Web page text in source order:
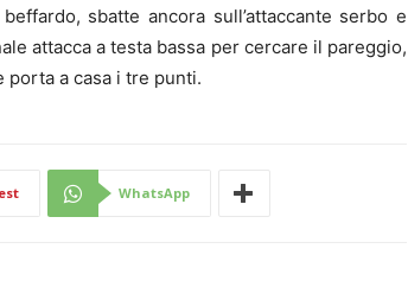
sbatte ancora sull’attaccante serbo e
attacca a testa bassa per cercare il pareggio,
porta a casa i tre punti.
WhatsApp